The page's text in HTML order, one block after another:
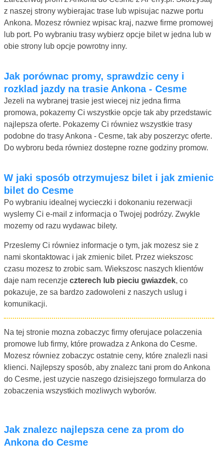
z naszej strony wybierajac trase lub wpisujac nazwe portu
Ankona. Mozesz równiez wpisac kraj, nazwe firme promowej
lub port. Po wybraniu trasy wybierz opcje bilet w jedna lub w
obie strony lub opcje powrotny inny.
Jak porównac promy, sprawdzic ceny i
rozklad jazdy na trasie Ankona - Cesme
Jezeli na wybranej trasie jest wiecej niz jedna firma
promowa, pokazemy Ci wszystkie opcje tak aby przedstawic
najlepsza oferte. Pokazemy Ci równiez wszystkie trasy
podobne do trasy Ankona - Cesme, tak aby poszerzyc oferte.
Do wybroru beda równiez dostepne rozne godziny promow.
W jaki sposób otrzymujesz bilet i jak zmienic
bilet do Cesme
Po wybraniu idealnej wycieczki i dokonaniu rezerwacji
wyslemy Ci e-mail z informacja o Twojej podrózy. Zwykle
mozemy od razu wydawac bilety.
Przeslemy Ci równiez informacje o tym, jak mozesz sie z
nami skontaktowac i jak zmienic bilet. Przez wiekszosc
czasu mozesz to zrobic sam. Wiekszosc naszych klientów
daje nam recenzje czterech lub pieciu gwiazdek, co
pokazuje, ze sa bardzo zadowoleni z naszych uslug i
komunikacji.
Na tej stronie mozna zobaczyc firmy oferujace polaczenia
promowe lub firmy, które prowadza z Ankona do Cesme.
Mozesz równiez zobaczyc ostatnie ceny, które znalezli nasi
klienci. Najlepszy sposób, aby znalezc tani prom do Ankona
do Cesme, jest uzycie naszego dzisiejszego formularza do
zobaczenia wszystkich mozliwych wyborów.
Jak znalezc najlepsza cene za prom do
Ankona do Cesme